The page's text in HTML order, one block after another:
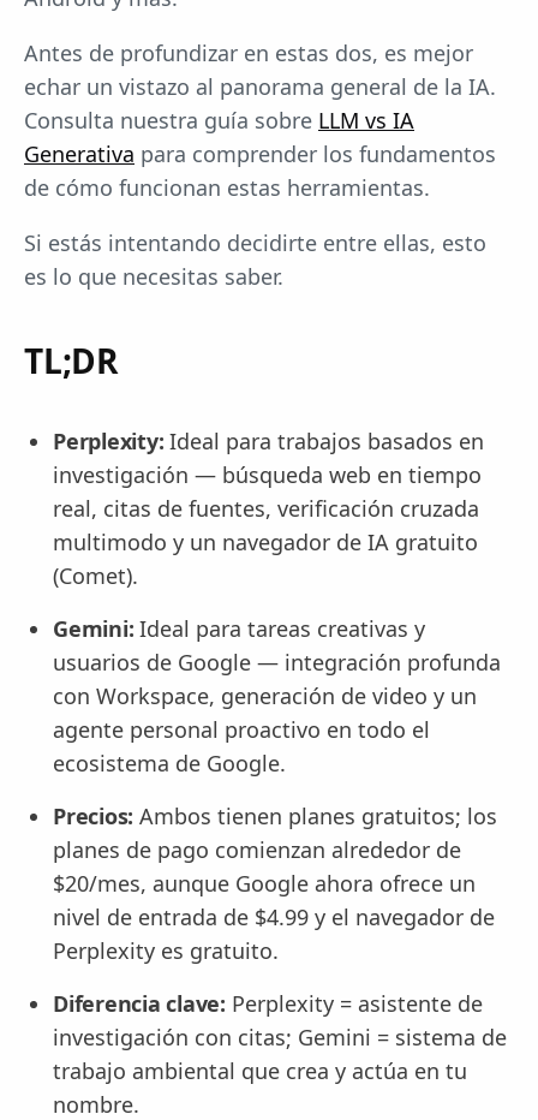
Antes de profundizar en estas dos, es mejor
echar un vistazo al panorama general de la IA.
Consulta nuestra guía sobre LLM vs IA
Generativa para comprender los fundamentos
de cómo funcionan estas herramientas.
Si estás intentando decidirte entre ellas, esto
es lo que necesitas saber.
TL;DR
Perplexity: Ideal para trabajos basados en
investigación — búsqueda web en tiempo
real, citas de fuentes, verificación cruzada
multimodo y un navegador de IA gratuito
(Comet).
Gemini: Ideal para tareas creativas y
usuarios de Google — integración profunda
con Workspace, generación de video y un
agente personal proactivo en todo el
ecosistema de Google.
Precios: Ambos tienen planes gratuitos; los
planes de pago comienzan alrededor de
$20/mes, aunque Google ahora ofrece un
nivel de entrada de $4.99 y el navegador de
Perplexity es gratuito.
Diferencia clave: Perplexity = asistente de
investigación con citas; Gemini = sistema de
trabajo ambiental que crea y actúa en tu
nombre.